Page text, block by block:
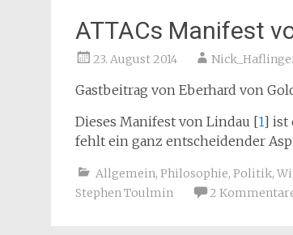
ATTACs Manifest
23. August 2014
Gastbeitrag von Eberhard von
Dieses Manifest von Lindau [1] ist
fehlt ein ganz entscheidender
Allgemein, Philosophie, Politik,
Stephen Toulmin
2